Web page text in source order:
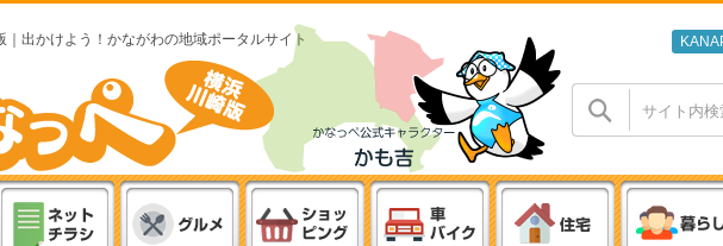
｜出かけよう！かながわの地域ポータルサイト